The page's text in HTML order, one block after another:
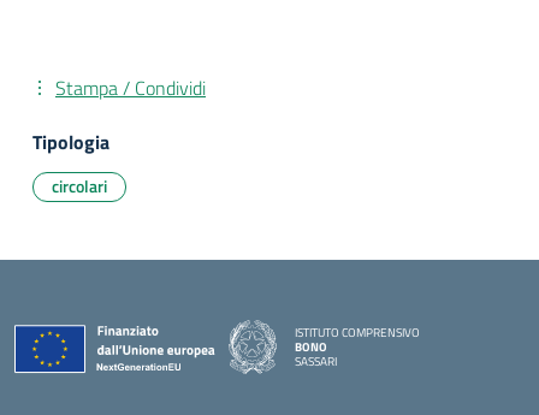
Stampa / Condividi
Tipologia
circolari
ISTITUTO COMPRENSIVO
BONO
SASSARI